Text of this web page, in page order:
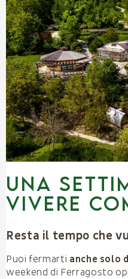
UNA
VIVERE
Resta il tempo che
Puoi fermarti anche solo
weekend di Ferragosto